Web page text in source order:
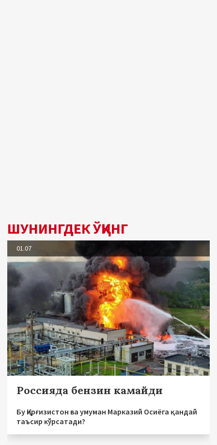
ШУНИНГДЕК ЎҚИНГ
01.07
Россияда бензин камайди
Бу Қирғизистон ва умуман Марказий Осиёга қандай
таъсир кўрсатади?